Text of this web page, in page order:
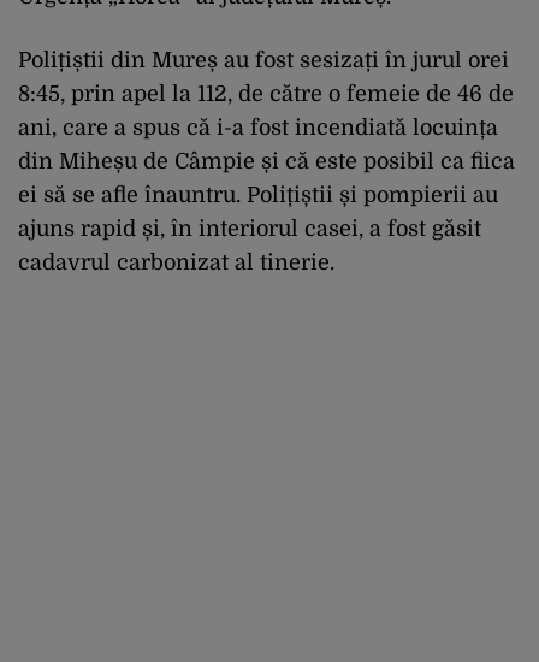
Polițiștii din Mureș au fost sesizați în jurul orei
8:45, prin apel la 112, de către o femeie de 46 de
ani, care a spus că i-a fost incendiată locuința
din Miheșu de Câmpie și că este posibil ca fiica
ei să se afle înauntru. Polițiștii și pompierii au
ajuns rapid și, în interiorul casei, a fost găsit
cadavrul carbonizat al tinerie.